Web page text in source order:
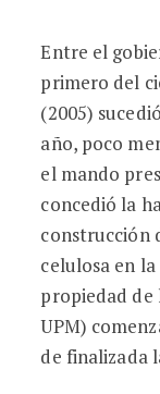
Entre el
primero del
(2005)
año, poco
el mando
concedió la
construcción
celulosa en
propiedad de
UPM)
de finalizada